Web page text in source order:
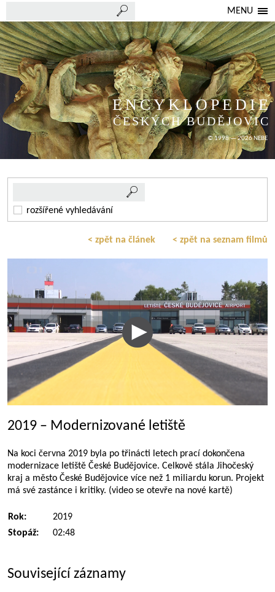
MENU
ENCYKLOPEDIE
ČESKÝCH BUDĚJOVIC
© 1998 — 2026 NEBE
rozšířené vyhledávání
< zpět na článek < zpět na seznam filmů
2019 – Modernizované letiště
Na koci června 2019 byla po třinácti letech prací dokončena
modernizace letiště České Budějovice. Celkově stála Jihočeský
kraj a město České Budějovice více než 1 miliardu korun. Projekt
má své zastánce i kritiky. (video se otevře na nové kartě)
Rok:
2019
Stopáž:
02:48
Související záznamy